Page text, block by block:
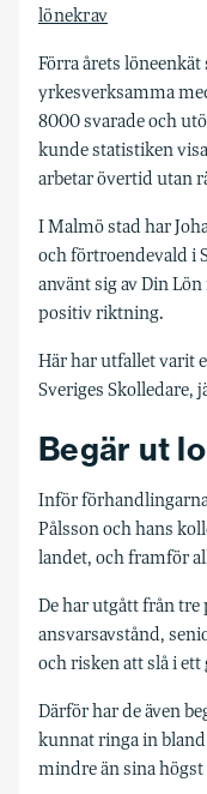
lönekrav
Förra årets
yrkesverksamma
8000 svarade och
kunde statistiken
arbetar övertid utan
I Malmö stad har
och förtroendevald i
använt sig av Din
positiv riktning.
Här har utfallet varit
Sveriges
Begär ut
Inför
Pålsson och hans
landet, och framför
De har utgått från
ansvarsavstånd,
och risken att slå i ett
Därför har de även
kunnat ringa in
mindre än sina